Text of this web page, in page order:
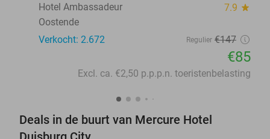
Hotel Ambassadeur
7.9 star
Oostende
Verkocht: 2.672
Regulier €147
€85
Excl. ca. €2,50 p.p.p.n. toeristenbelasting
Deals in de buurt van Mercure Hotel